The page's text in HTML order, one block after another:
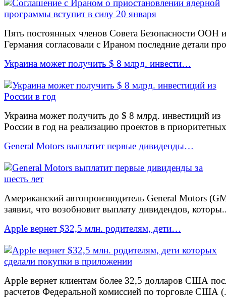
Пять постоянных членов Совета Безопасности ООН и
Германия согласовали с Ираном последние детали
Украина может получить $ 8 млрд. инвести…
Украина может получить до $ 8 млрд. инвестиций из
России в год на реализацию проектов в
General Motors выплатит первые дивиденды…
Американский автопроизводитель General Motors
заявил, что возобновит выплату дивидендов,
Apple вернет $32,5 млн. родителям, дети…
Apple вернет клиентам более 32,5 долларов США
расчетов Федеральной комиссией по торговле США